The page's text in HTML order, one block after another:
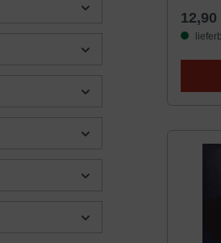
Goliat?
und
dazu
Texte
12,90